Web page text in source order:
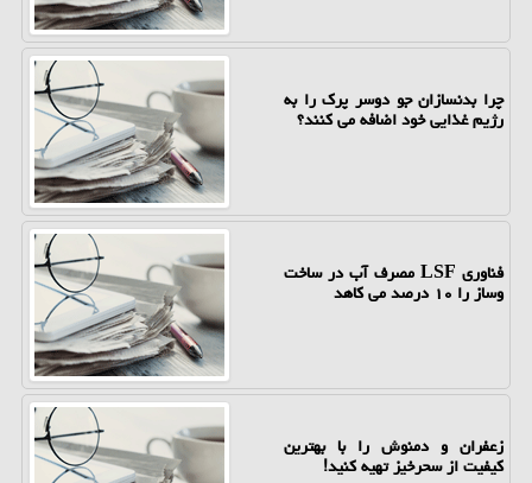
چرا بدنسازان جو دوسر پرک را به
رژیم غذایی خود اضافه می کنند؟
فناوری LSF مصرف آب در ساخت
وساز را ۱۰ درصد می کاهد
زعفران و دمنوش را با بهترین
کیفیت از سحرخیز تهیه کنید!